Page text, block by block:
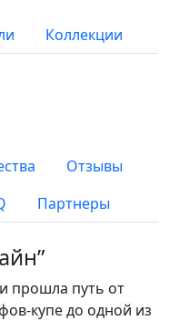
Коллекции
Отзывы
Партнеры
прошла путь от
купе до одной из